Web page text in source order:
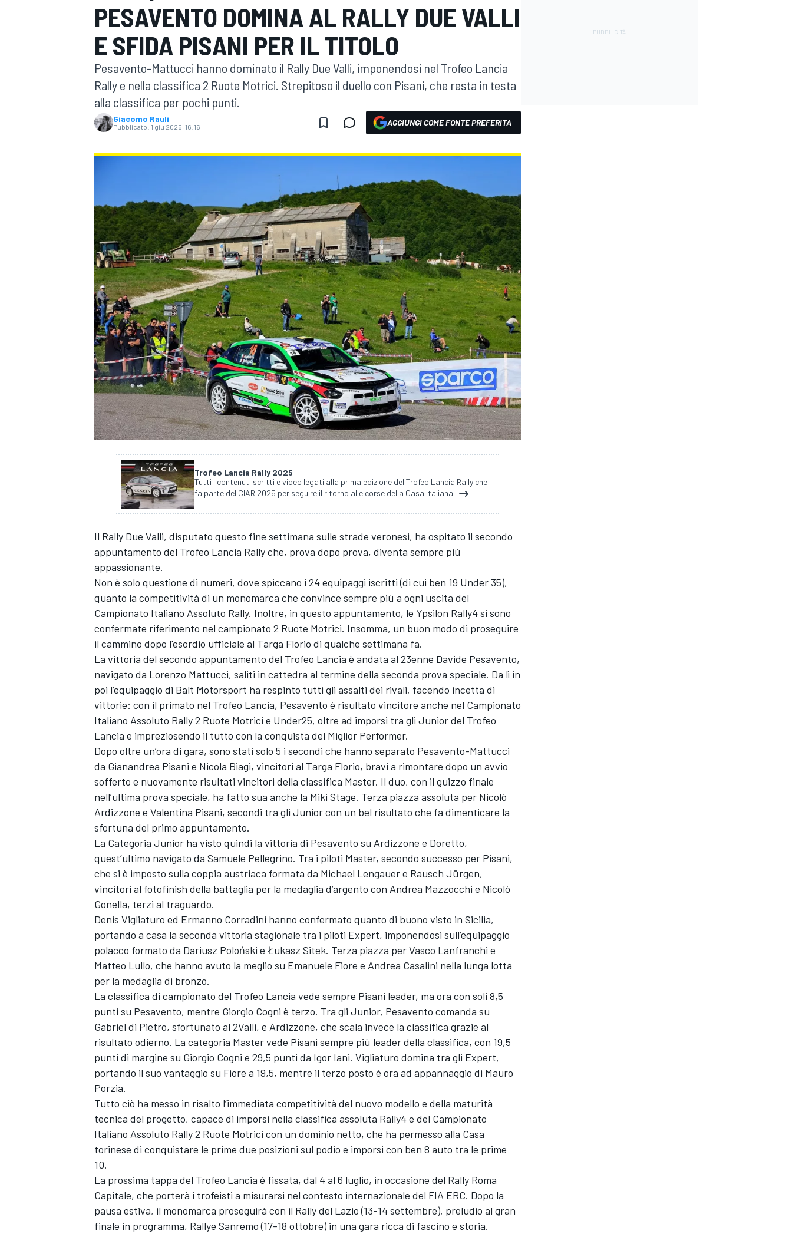
MOTOGP WEC
MONOPOSTO
ENDURANCE/GT
PESAVENTO DOMINA AL RALLY DUE VALLI
E SFIDA PISANI PER IL TITOLO
Pesavento-Mattucci hanno dominato il Rally Due Valli, imponendosi nel Trofeo Lancia
Rally e nella classifica 2 Ruote Motrici. Strepitoso il duello con Pisani, che resta in testa
alla classifica per pochi punti.
Giacomo Rauli
Pubblicato: 1 giu 2025, 16:16 AGGIUNGI COME FONTE PREFERITA
Trofeo Lancia Rally 2025
Tutti i contenuti scritti e video legati alla prima edizione del Trofeo Lancia Rally che
fa parte del CIAR 2025 per seguire il ritorno alle corse della Casa italiana.
Il Rally Due Valli, disputato questo fine settimana sulle strade veronesi, ha ospitato il secondo
appuntamento del Trofeo Lancia Rally che, prova dopo prova, diventa sempre più
appassionante.
Non è solo questione di numeri, dove spiccano i 24 equipaggi iscritti (di cui ben 19 Under 35),
quanto la competitività di un monomarca che convince sempre più a ogni uscita del
Campionato Italiano Assoluto Rally. Inoltre, in questo appuntamento, le Ypsilon Rally4 si sono
confermate riferimento nel campionato 2 Ruote Motrici. Insomma, un buon modo di proseguire
il cammino dopo l'esordio ufficiale al Targa Florio di qualche settimana fa.
La vittoria del secondo appuntamento del Trofeo Lancia è andata al 23enne Davide Pesavento,
navigato da Lorenzo Mattucci, saliti in cattedra al termine della seconda prova speciale. Da lì in
poi l’equipaggio di Balt Motorsport ha respinto tutti gli assalti dei rivali, facendo incetta di
vittorie: con il primato nel Trofeo Lancia, Pesavento è risultato vincitore anche nel Campionato
Italiano Assoluto Rally 2 Ruote Motrici e Under25, oltre ad imporsi tra gli Junior del Trofeo
Lancia e impreziosendo il tutto con la conquista del Miglior Performer.
Dopo oltre un’ora di gara, sono stati solo 5 i secondi che hanno separato Pesavento-Mattucci
da Gianandrea Pisani e Nicola Biagi, vincitori al Targa Florio, bravi a rimontare dopo un avvio
sofferto e nuovamente risultati vincitori della classifica Master. Il duo, con il guizzo finale
nell’ultima prova speciale, ha fatto sua anche la Miki Stage. Terza piazza assoluta per Nicolò
Ardizzone e Valentina Pisani, secondi tra gli Junior con un bel risultato che fa dimenticare la
sfortuna del primo appuntamento.
La Categoria Junior ha visto quindi la vittoria di Pesavento su Ardizzone e Doretto,
quest’ultimo navigato da Samuele Pellegrino. Tra i piloti Master, secondo successo per Pisani,
che si è imposto sulla coppia austriaca formata da Michael Lengauer e Rausch Jürgen,
vincitori al fotofinish della battaglia per la medaglia d’argento con Andrea Mazzocchi e Nicolò
Gonella, terzi al traguardo.
Denis Vigliaturo ed Ermanno Corradini hanno confermato quanto di buono visto in Sicilia,
portando a casa la seconda vittoria stagionale tra i piloti Expert, imponendosi sull’equipaggio
polacco formato da Dariusz Poloński e Łukasz Sitek. Terza piazza per Vasco Lanfranchi e
Matteo Lullo, che hanno avuto la meglio su Emanuele Fiore e Andrea Casalini nella lunga lotta
per la medaglia di bronzo.
La classifica di campionato del Trofeo Lancia vede sempre Pisani leader, ma ora con soli 8,5
punti su Pesavento, mentre Giorgio Cogni è terzo. Tra gli Junior, Pesavento comanda su
Gabriel di Pietro, sfortunato al 2Valli, e Ardizzone, che scala invece la classifica grazie al
risultato odierno. La categoria Master vede Pisani sempre più leader della classifica, con 19,5
punti di margine su Giorgio Cogni e 29,5 punti da Igor Iani. Vigliaturo domina tra gli Expert,
portando il suo vantaggio su Fiore a 19,5, mentre il terzo posto è ora ad appannaggio di Mauro
Porzia.
Tutto ciò ha messo in risalto l’immediata competitività del nuovo modello e della maturità
tecnica del progetto, capace di imporsi nella classifica assoluta Rally4 e del Campionato
Italiano Assoluto Rally 2 Ruote Motrici con un dominio netto, che ha permesso alla Casa
torinese di conquistare le prime due posizioni sul podio e imporsi con ben 8 auto tra le prime
10.
La prossima tappa del Trofeo Lancia è fissata, dal 4 al 6 luglio, in occasione del Rally Roma
Capitale, che porterà i trofeisti a misurarsi nel contesto internazionale del FIA ERC. Dopo la
pausa estiva, il monomarca proseguirà con il Rally del Lazio (13-14 settembre), preludio al gran
finale in programma, Rallye Sanremo (17-18 ottobre) in una gara ricca di fascino e storia.